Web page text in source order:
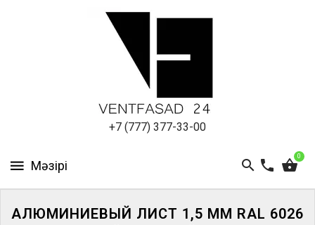
+7 (777) 377-33-00
0
ПАНЕЛИ
АЛЮМИНИЕВЫЙ ЛИСТ 1,5 ММ RAL 6026